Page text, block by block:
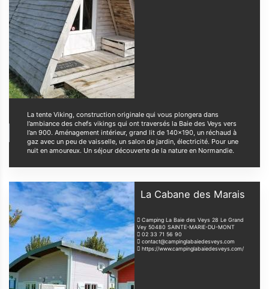
La tente Viking, construction originale qui vous plongera dans
l’ambiance des chefs vikings qui ont traversés la Baie des Veys vers
l’an 900. Aménagement intérieur, grand lit de 140×190, un réchaud à
gaz avec un peu de vaisselle, un salon de jardin, électricité. Pour une
nuit en amoureux. Un séjour découverte de la nature en Normandie.
La Cabane des Marais
Camping La Baie des Veys 28 Le Grand
Vey 50480 SAINTE-MARIE-DU-MONT
02 33 71 56 90
contact@campinglabaiedesveys.com
https://www.campinglabaiedesveys.com/